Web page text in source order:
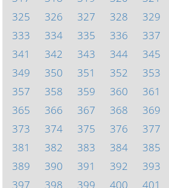
325
326 327 328 329
333
334 335 336 337
341
342 343 344 345
349
350 351 352 353
357
358 359 360 361
365
366 367 368 369
373
374 375 376 377
381
382 383 384 385
389
390 391 392 393
397
398 399 400 401